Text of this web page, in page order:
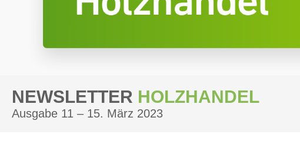
NEWSLETTER HOLZHANDEL
Ausgabe 11 – 15. März 2023